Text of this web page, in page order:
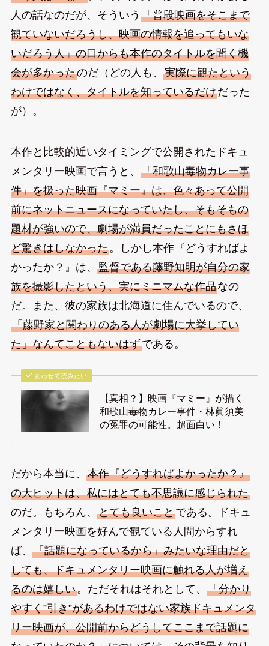
人の話なのだが、そういう 「普段映画をそこまで
観ていないだろうし、映画の情報を追ってもいな
いだろう人」の口からも本作のタイトルを聞く機
会が多かったのだ（どの人も、 実際に観たという
わけではなく、タイトルを知っているだけだった
が）。
本作と比較的近いタイミングで公開されたドキュ
メンタリー映画で言うと、 「和歌山毒物カレー事
件」を扱った映画『マミー』は、色々あって公開
前にネットニュースになっていたし、そもそもの
題材が強いので、劇場が満員だったことにもさほ
ど驚きはしなかった。しかし本作『どうすればよ
かったか？』は、 監督である藤野知明が自分の家
族を撮影したという、実にミニマムな作品なの
だ。また、彼の家族は北海道に住んでいるので、
「藤野家と関わりのある人が劇場に大挙してい
た」なんてこともないはずである。
あわせて読みたい
【真相？】映画『マミー』が描く
和歌山毒物カレー事件・林眞須美
の冤罪の可能性。超面白い！
だから本当に、 本作『どうすればよかったか？』
の大ヒットは、私にはとても不思議に感じられた
のだ。もちろん、 とても良いことである。ドキュ
メンタリー映画を好んで観ている人間からすれ
ば、 「話題になっているから」みたいな理由だと
しても、ドキュメンタリー映画に触れる人が増え
るのは嬉しい。ただそれはそれとして、 「分かり
やすく”引き”があるわけではない家族ドキュメンタ
リー映画が、公開前からどうしてここまで話題に